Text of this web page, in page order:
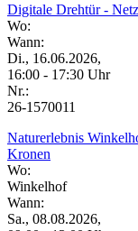
Digitale Drehtür -
Wo:
Wann:
Di., 16.06.2026,
16:00 - 17:30 Uhr
Nr.:
26-1570011
Naturerlebnis
Kronen
Wo:
Winkelhof
Wann:
Sa., 08.08.2026,